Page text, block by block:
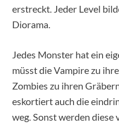
erstreckt. Jeder Level
Diorama.
Jedes Monster hat ein
müsst die Vampire zu
Zombies zu ihren
eskortiert auch die
weg. Sonst werden diese